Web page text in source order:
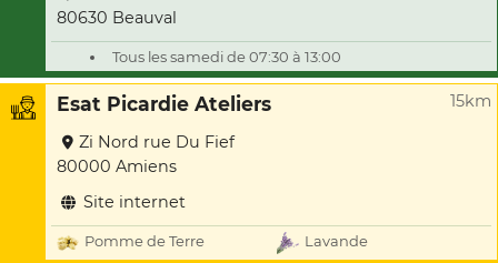
80630 Beauval
Tous les samedi de 07:30 à 13:00
Esat Picardie Ateliers 15km
Zi Nord rue Du Fief
80000 Amiens
Site internet
Pomme de Terre Lavande